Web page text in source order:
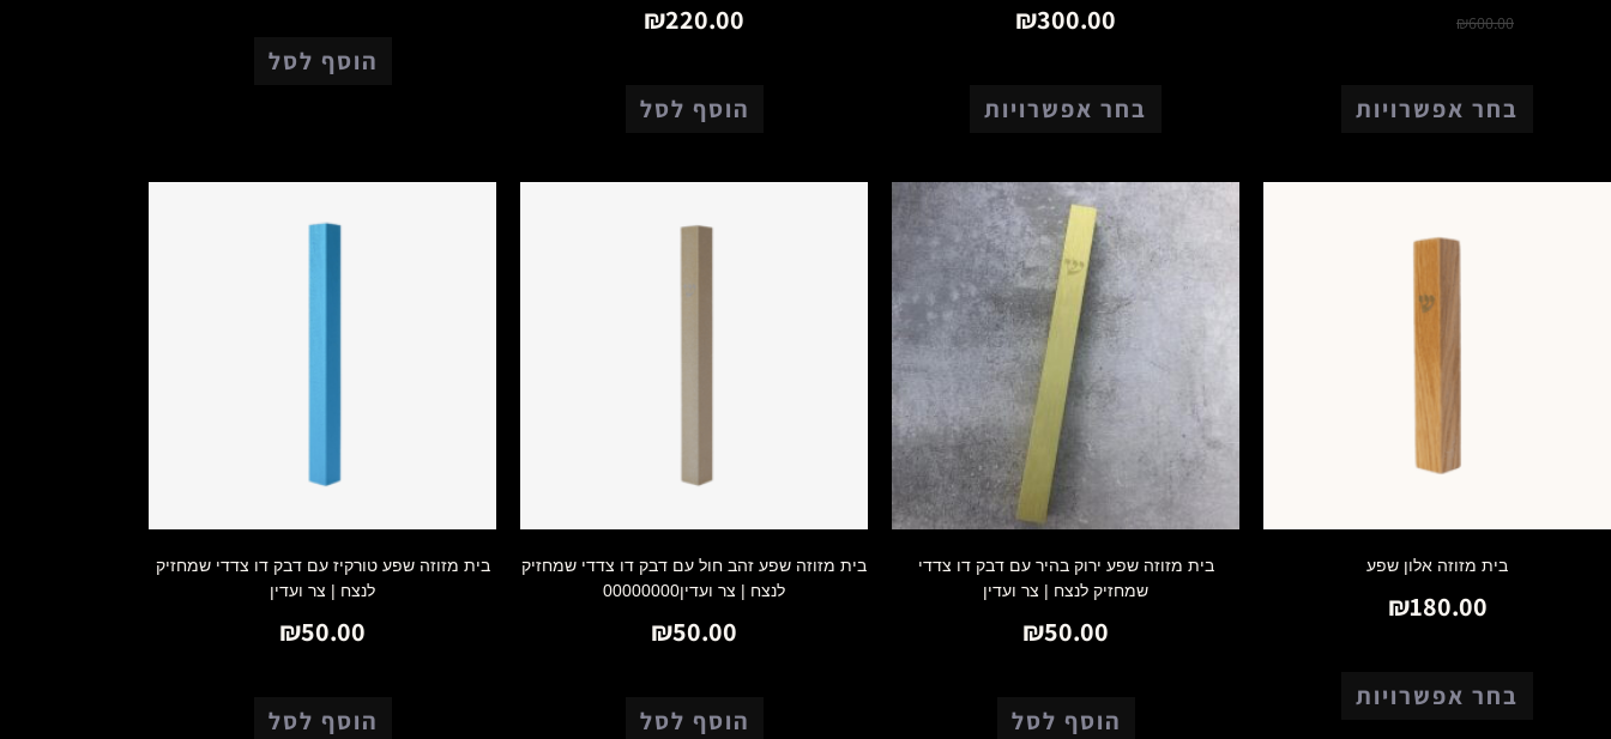
₪600.00
בחר אפשרויות
₪300.00
בחר אפשרויות
₪220.00
הוסף לסל
הוסף לסל
בית מזוזה אלון שפע
₪180.00
בחר אפשרויות
בית מזוזה שפע ירוק בהיר עם דבק דו צדדי
שמחזיק לנצח | צר ועדין
₪50.00
הוסף לסל
בית מזוזה שפע זהב חול עם דבק דו צדדי שמחזיק
לנצח | צר ועדין00000000
₪50.00
הוסף לסל
בית מזוזה שפע טורקיז עם דבק דו צדדי שמחזיק
לנצח | צר ועדין
₪50.00
הוסף לסל